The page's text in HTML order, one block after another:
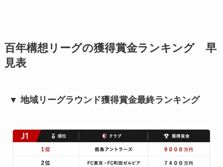
百年構想リーグの獲得賞金ランキング 早
見表
▼ 地域リーグラウンド獲得賞金最終ランキング